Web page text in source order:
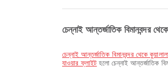
চেন্নাই আন্তর্জাতিক বিমানবন্দর
চেন্নাই আন্তর্জাতিক বিমানবন্দর থেকে
যাওয়ার ফ্লাইট হলো চেন্নাই আন্তর্জাতিক